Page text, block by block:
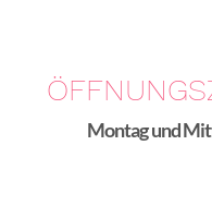
Montag und